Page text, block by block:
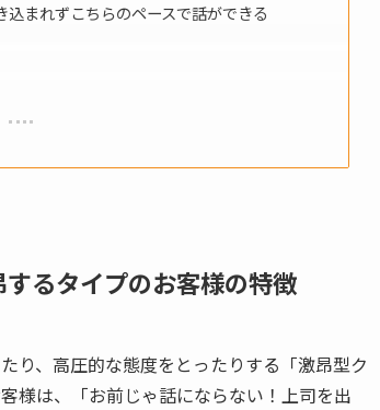
まれずこちらのペースで話ができる
するタイプのお客様の特徴
り、高圧的な態度をとったりする「激昂型ク
様は、「お前じゃ話にならない！上司を出